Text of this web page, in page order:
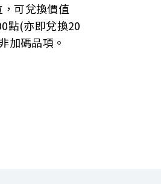
可兌換價值
點(亦即兌換20
加碼品項。